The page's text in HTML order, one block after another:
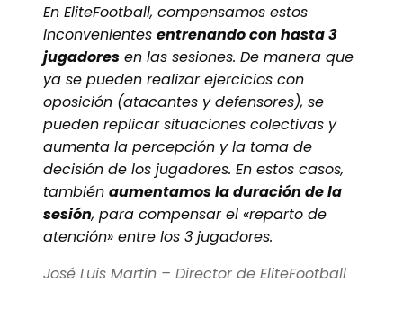
En EliteFootball, compensamos estos
inconvenientes entrenando con hasta 3
jugadores en las sesiones. De manera que
ya se pueden realizar ejercicios con
oposición (atacantes y defensores), se
pueden replicar situaciones colectivas y
aumenta la percepción y la toma de
decisión de los jugadores. En estos casos,
también aumentamos la duración de la
sesión, para compensar el «reparto de
atención» entre los 3 jugadores.
José Luis Martín – Director de EliteFootball